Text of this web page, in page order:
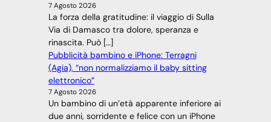
7 Agosto 2026
La forza della gratitudine: il viaggio di Sulla
Via di Damasco tra dolore, speranza e
rinascita. Può […]
Pubblicità bambino e iPhone: Terragni
(Agia), “non normalizziamo il baby sitting
elettronico”
7 Agosto 2026
Un bambino di un’età apparente inferiore ai
due anni, sorridente e felice con un iPhone